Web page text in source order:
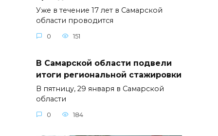
Уже в течение 17 лет в Самарской
области проводится
0 151
В Самарской области подвели
итоги региональной стажировки
В пятницу, 29 января в Самарской
области
0 184